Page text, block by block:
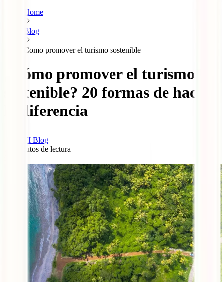
Home
Blog
Como promover el turismo sostenible
¿Cómo promover el turismo
sostenible? 20 formas de hacer
la diferencia
IATI Blog
minutos de lectura